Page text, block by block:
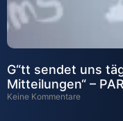
G“tt sendet uns
Mitteilungen“ –
Keine Kommentare